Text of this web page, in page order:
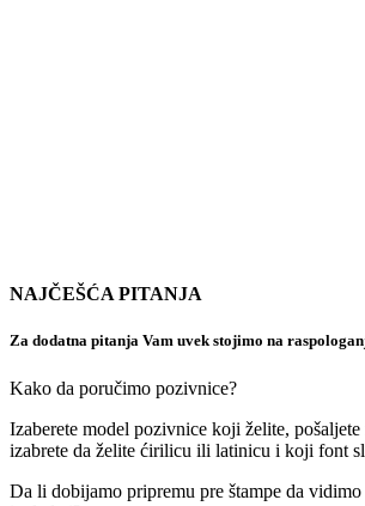
NAJČEŠĆA PITANJA
Za dodatna pitanja Vam uvek stojimo na
Kako da poručimo pozivnice?
Izaberete model pozivnice koji želite, pošaljete
izabrete da želite ćirilicu ili latinicu i koji font
Da li dobijamo pripremu pre štampe da